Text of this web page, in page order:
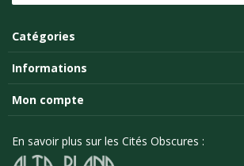
Catégories
Informations
Mon compte
En savoir plus sur les Cités Obscures :